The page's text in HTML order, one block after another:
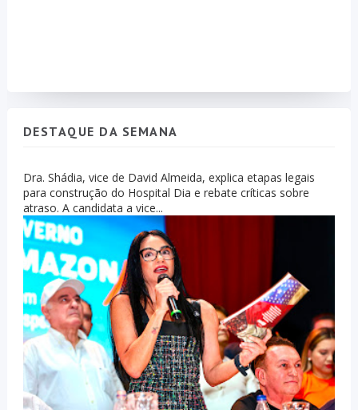
DESTAQUE DA SEMANA
Dra. Shádia, vice de David Almeida, explica etapas legais
para construção do Hospital Dia e rebate críticas sobre
atraso. A candidata a vice...